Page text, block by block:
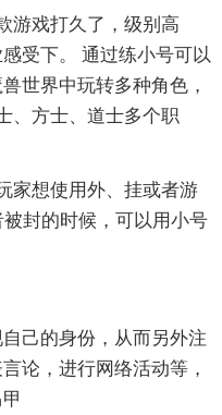
游戏打久了，级别高
受下。 通过练小号可以
世界中玩转多种角色，
、方士、道士多个职
家想使用外、挂或者游
封的时候，可以用小号
己的身份，从而另外注
论，进行网络活动等，